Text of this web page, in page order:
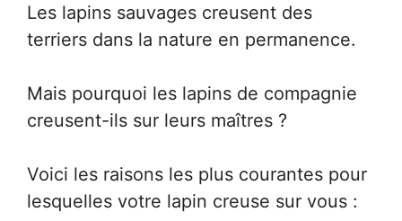
Les lapins sauvages creusent des
terriers dans la nature en permanence.
Mais pourquoi les lapins de compagnie
creusent-ils sur leurs maîtres ?
Voici les raisons les plus courantes pour
lesquelles votre lapin creuse sur vous :